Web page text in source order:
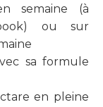
semaine (à
ou sur
sa formule
en pleine